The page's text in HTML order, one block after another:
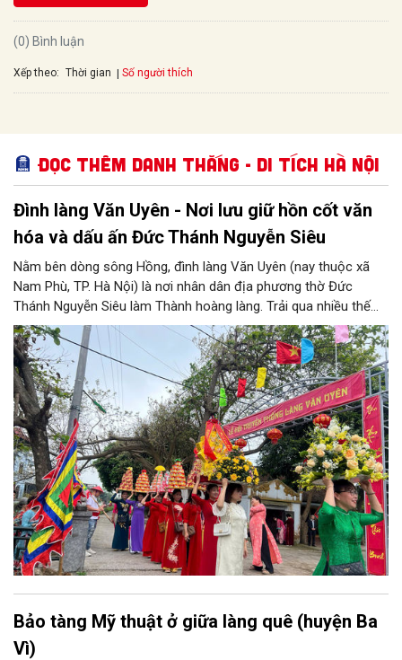
(0) Bình luận
Xếp theo: Thời gian Số người thích
Đọc thêm Danh thắng - Di tích Hà Nội
Đình làng Văn Uyên - Nơi lưu giữ hồn cốt văn
hóa và dấu ấn Đức Thánh Nguyễn Siêu
Nằm bên dòng sông Hồng, đình làng Văn Uyên (nay thuộc xã
Nam Phù, TP. Hà Nội) là nơi nhân dân địa phương thờ Đức
Thánh Nguyễn Siêu làm Thành hoàng làng. Trải qua nhiều thế
hệ, ngôi đình không chỉ là không gian sinh hoạt tín ngưỡng của
cộng đồng dân cư mà còn lưu giữ nhiều giá trị lịch sử, văn hóa.
Bảo tàng Mỹ thuật ở giữa làng quê (huyện Ba
Vì)